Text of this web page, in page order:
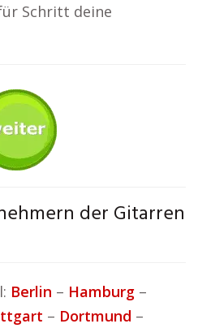
Schritt deine
der Gitarren
Berlin – Hamburg –
– Dortmund –